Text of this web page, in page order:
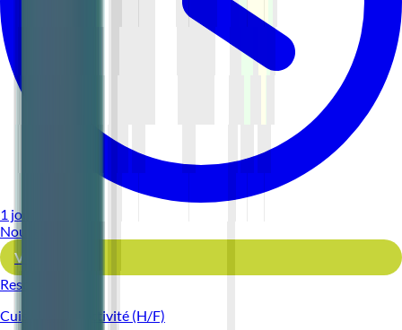
1 jour
Nouveau
Voir l'offre
Reso 44
Cuisinier Collectivité (H/F)